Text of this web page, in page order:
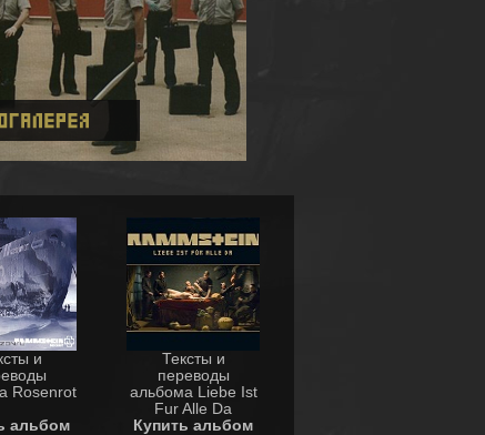
и
Rosenrot
альбом
Тексты и
переводы
альбома Liebe Ist
Fur Alle Da
Купить альбом